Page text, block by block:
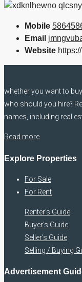
Mobile
Email
Website
whether you want to
who should you hire?
names, including real
Read more
Explore Properties
For Sale
For Rent
Renter’s Guide
Buyer’s Guide
Seller’s Guide
Selling / Buying
Advertisement